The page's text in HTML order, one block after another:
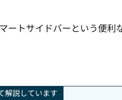
ートサイドバーという便
解説しています